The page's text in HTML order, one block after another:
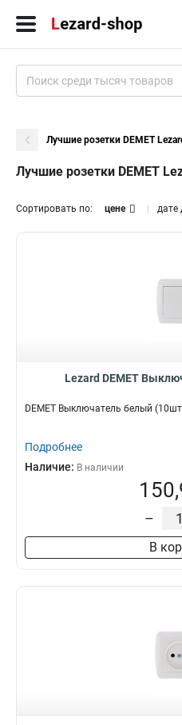
Лучшие розетки DEMET
Лучшие розетки DEMET
Сортировать по: цене дате
Lezard DEMET
DEMET Выключатель белый
Подробнее
Наличие: В наличии
–
В